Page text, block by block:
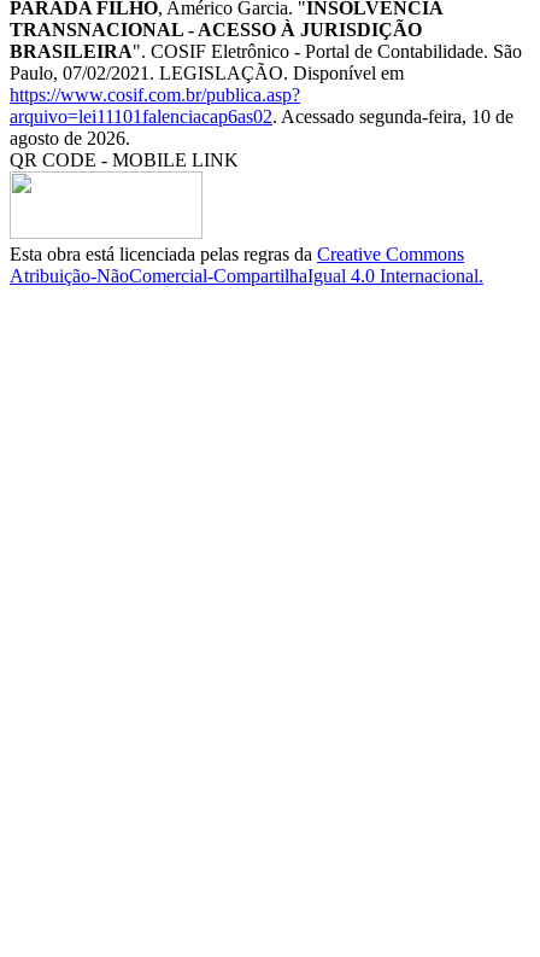
PARADA FILHO, Américo Garcia. "INSOLVÊNCIA
TRANSNACIONAL - ACESSO À JURISDIÇÃO
BRASILEIRA". COSIF Eletrônico - Portal de Contabilidade. São
Paulo, 07/02/2021. LEGISLAÇÃO. Disponível em
https://www.cosif.com.br/publica.asp?
arquivo=lei11101falenciacap6as02. Acessado segunda-feira, 10 de
agosto de 2026.
QR CODE - MOBILE LINK
Esta obra está licenciada pelas regras da Creative Commons
Atribuição-NãoComercial-CompartilhaIgual 4.0 Internacional.